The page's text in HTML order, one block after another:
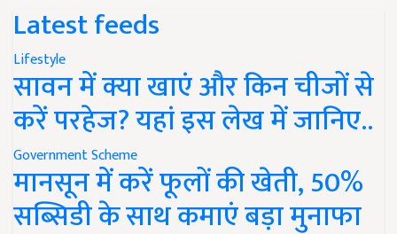
Latest feeds
Lifestyle
सावन में क्या खाएं और किन चीजों से
करें परहेज? यहां इस लेख में जानिए..
Government Scheme
मानसून में करें फूलों की खेती, 50%
सब्सिडी के साथ कमाएं बड़ा मुनाफा